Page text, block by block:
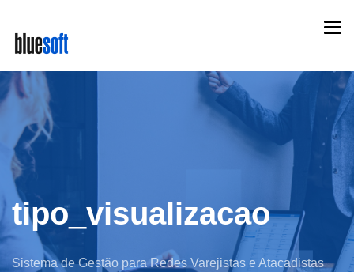
main
content
tipo_visualizacao
Sistema de Gestão para Redes Varejistas e Atacadistas